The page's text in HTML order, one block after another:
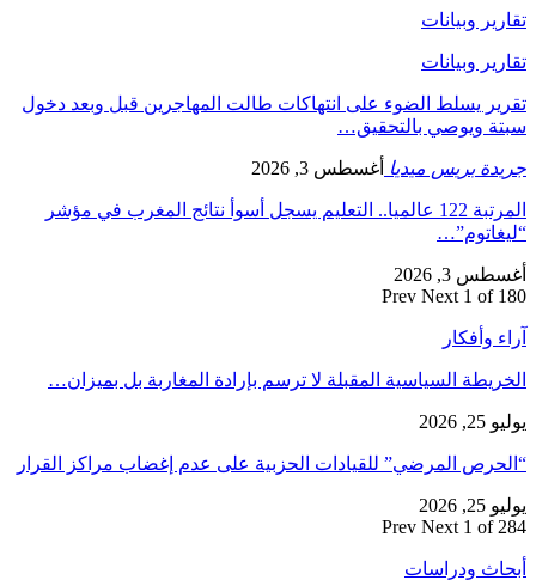
تقارير وبيانات
تقارير وبيانات
تقرير يسلط الضوء على انتهاكات طالت المهاجرين قبل وبعد دخول
سبتة ويوصي بالتحقيق…
جريدة بريس ميديا أغسطس 3, 2026
المرتبة 122 عالميا.. التعليم يسجل أسوأ نتائج المغرب في مؤشر
“ليغاتوم”…
أغسطس 3, 2026
Prev Next 1 of 180
آراء وأفكار
الخريطة السياسية المقبلة لا ترسم بإرادة المغاربة بل بميزان…
يوليو 25, 2026
“الحرص المرضي” للقيادات الحزبية على عدم إغضاب مراكز القرار
يوليو 25, 2026
Prev Next 1 of 284
أبحاث ودراسات